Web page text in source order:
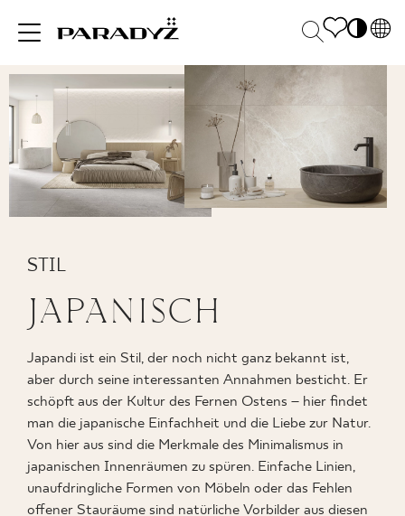
DE
UK
RU
INSPIRATIONEN
PRODUKTE
KOLLEKTIONEN
FÜR
UNTERNEHMEN
WO ZU KAUFEN
JAPANISCH
STIL
Japandi ist ein Stil, der noch nicht ganz bekannt ist,
aber durch seine interessanten Annahmen besticht. Er
schöpft aus der Kultur des Fernen Ostens – hier findet
man die japanische Einfachheit und die Liebe zur Natur.
Von hier aus sind die Merkmale des Minimalismus in
japanischen Innenräumen zu spüren. Einfache Linien,
unaufdringliche Formen von Möbeln oder das Fehlen
offener Stauräume sind natürliche Vorbilder aus diesen